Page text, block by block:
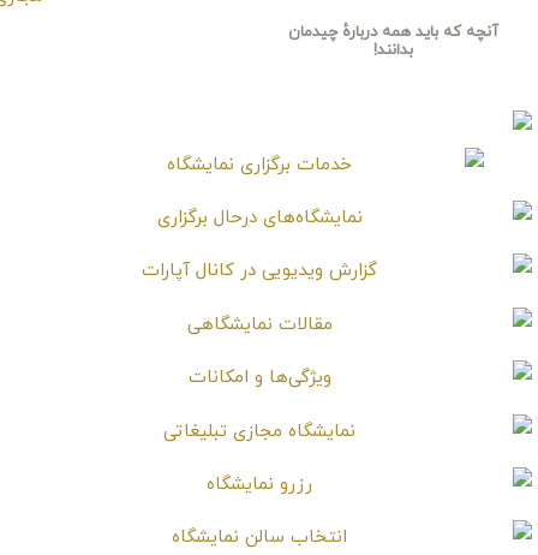
آنچه که باید همه دربارهٔ چیدمان
بدانند!